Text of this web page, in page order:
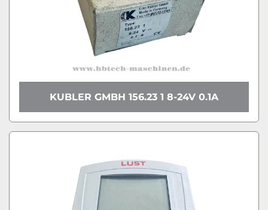
KUBLER GMBH 156.23 1 8-24V 0.1A